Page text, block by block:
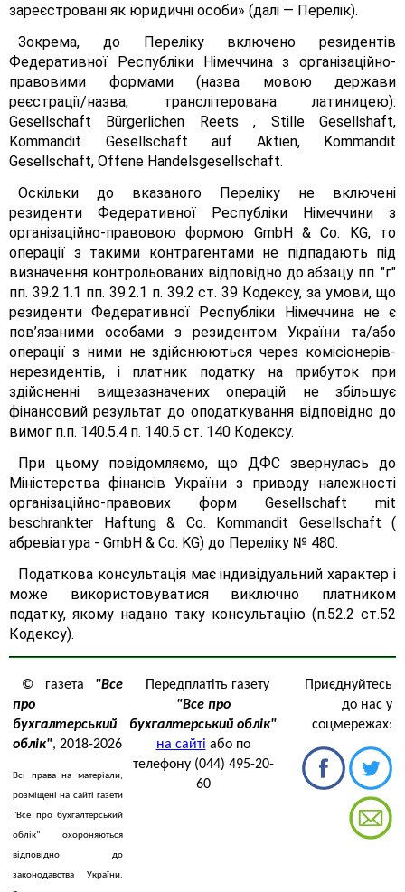
зареєстровані як юридичні особи» (далі — Перелік).
Зокрема, до Переліку включено резидентів
Федеративної Республіки Німеччина з організаційно-
правовими формами (назва мовою держави
реєстрації/назва, транслітерована латиницею):
Gesellschaft Bürgerlichen Reets , Stille Gesellshaft,
Kommandit Gesellschaft auf Aktien, Kommandit
Gesellschaft, Offene Handelsgesellschaft.
Оскільки до вказаного Переліку не включені
резиденти Федеративної Республіки Німеччини з
організаційно-правовою формою GmbH & Co. KG, то
операції з такими контрагентами не підпадають під
визначення контрольованих відповідно до абзацу пп. "г"
пп. 39.2.1.1 пп. 39.2.1 п. 39.2 ст. 39 Кодексу, за умови, що
резиденти Федеративної Республіки Німеччина не є
пов’язаними особами з резидентом України та/або
операції з ними не здійснюються через комісіонерів-
нерезидентів, і платник податку на прибуток при
здійсненні вищезазначених операцій не збільшує
фінансовий результат до оподаткування відповідно до
вимог п.п. 140.5.4 п. 140.5 ст. 140 Кодексу.
При цьому повідомляємо, що ДФС звернулась до
Міністерства фінансів України з приводу належності
організаційно-правових форм Gesellschaft mit
beschrankter Haftung & Co. Kommandit Gesellschaft (
абревіатура - GmbH & Co. KG) до Переліку № 480.
Податкова консультація має індивідуальний характер і
може використовуватися виключно платником
податку, якому надано таку консультацію (п.52.2 ст.52
Кодексу).
© газета "Все
про
бухгалтерський
облік", 2018-2026
Всі права на матеріали,
розміщені на сайті газети
"Все про бухгалтерський
облік" охороняються
відповідно до
законодавства України.
Передплатіть газету
"Все про
бухгалтерський облік"
на сайті або по
телефону (044) 495-20-
60
Приєднуйтесь
до нас у
соцмережах: